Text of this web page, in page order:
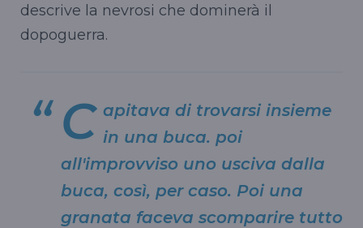
descrive la nevrosi che dominerà il
dopoguerra.
C apitava di trovarsi insieme
in una buca. poi
all'improvviso uno usciva dalla
buca, così, per caso. Poi una
granata faceva scomparire tutto